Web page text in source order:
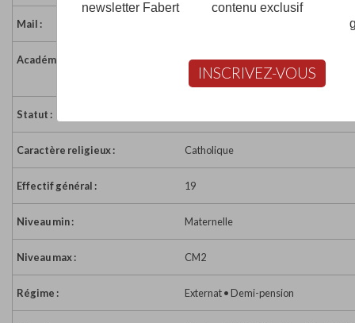
Mail :
Académie :
Académie de Grenoble
Académie de Grenoble sur
Statut :
Caractère religieux : Catholique
Effectif général : 19
Niveau min : Maternelle
Niveau max : CM2
Régime : Externat • Demi-pension
newsletter Fabert
contenu exclusif
INSCRIVEZ-VOUS